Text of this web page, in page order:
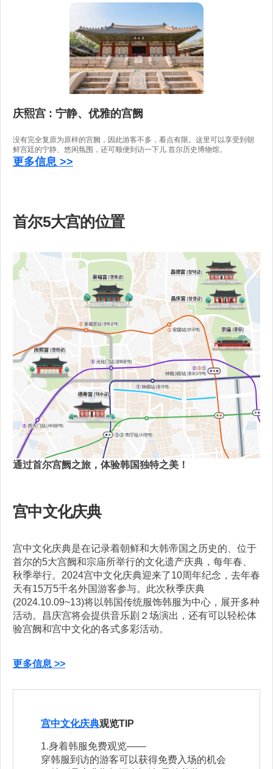
庆熙宫 : 宁静、优雅的宫阙
没有完全复原为原样的宫阙，因此游客不多，看点有限。这里可以享受到朝
鲜宫廷的宁静、悠闲氛围，还可顺便到访一下儿 首尔历史博物馆。
更多信息 >>
首尔5大宫的位置
通过首尔宫阙之旅，体验韩国独特之美！
宫中文化庆典
宫中文化庆典是在记录着朝鲜和大韩帝国之历史的、位于
首尔的5大宫阙和宗庙所举行的文化遗产庆典，每年春、
秋季举行。2024宫中文化庆典迎来了10周年纪念，去年春
天有15万5千名外国游客参与。此次秋季庆典
(2024.10.09~13)将以韩国传统服饰韩服为中心，展开多种
活动。昌庆宫将会提供音乐剧２场演出，还有可以轻松体
验宫阙和宫中文化的各式多彩活动。
更多信息 >>
宫中文化庆典观览TIP
1.身着韩服免费观览——
穿韩服到访的游客可以获得免费入场的机会